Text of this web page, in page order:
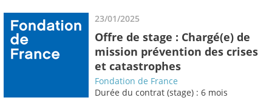
23/01/2025
Offre de stage : Chargé(e) de
mission prévention des crises
et catastrophes
Fondation de France
Durée du contrat (stage) : 6 mois